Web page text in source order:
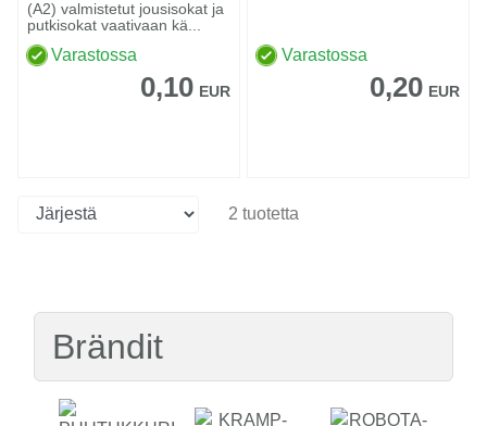
(A2) valmistetut jousisokat ja
putkisokat vaativaan kä...
Varastossa
0,10 EUR
Varastossa
0,20 EUR
2 tuotetta
Brändit